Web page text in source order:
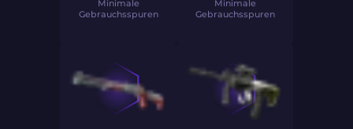
Minimale
Gebrauchsspuren
Minimale
Gebrauchsspuren